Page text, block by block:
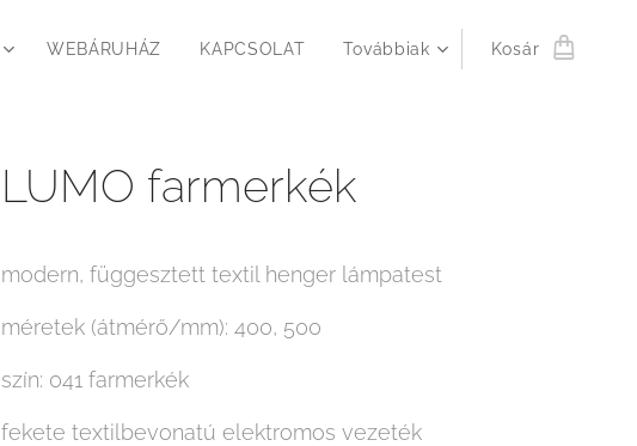
WEBÁRUHÁZ KAPCSOLAT Továbbiak Kosár
LUMO farmerkék
modern, függesztett textil henger lámpatest
méretek (átmérő/mm): 400, 500
szín: 041 farmerkék
fekete textilbevonatú elektromos vezeték